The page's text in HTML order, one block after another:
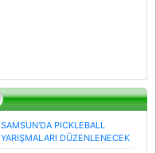
SAMSUN'DA PICKLEBALL
YARIŞMALARI DÜZENLENECEK